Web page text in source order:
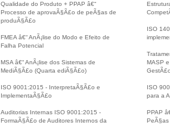
Qualidade do Produto + PPAP â€“
Processo de aprovaÃ§Ã£o de peÃ§as de
produÃ§Ã£o
FMEA â€“ AnÃ¡lise do Modo e Efeito de
Falha Potencial
MSA â€“ AnÃ¡lise dos Sistemas de
MediÃ§Ã£o (Quarta ediÃ§Ã£o)
ISO 9001:2015 - InterpretaÃ§Ã£o e
ImplementaÃ§Ã£o
Auditorias Internas ISO 9001:2015 -
FormaÃ§Ã£o de Auditores Internos da
ISO
MASP
ISO
para a
PPAP